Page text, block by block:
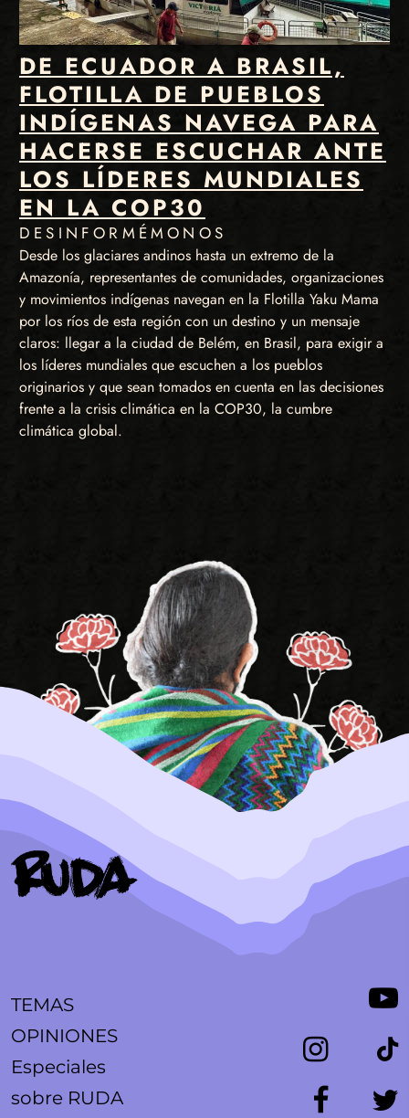
DE ECUADOR A BRASIL,
FLOTILLA DE PUEBLOS
INDÍGENAS NAVEGA PARA
HACERSE ESCUCHAR ANTE
LOS LÍDERES MUNDIALES
EN LA COP30
DESINFORMÉMONOS
Desde los glaciares andinos hasta un extremo de la
Amazonía, representantes de comunidades, organizaciones
y movimientos indígenas navegan en la Flotilla Yaku Mama
por los ríos de esta región con un destino y un mensaje
claros: llegar a la ciudad de Belém, en Brasil, para exigir a
los líderes mundiales que escuchen a los pueblos
originarios y que sean tomados en cuenta en las decisiones
frente a la crisis climática en la COP30, la cumbre
climática global.
TEMAS
OPINIONES
Especiales
sobre RUDA